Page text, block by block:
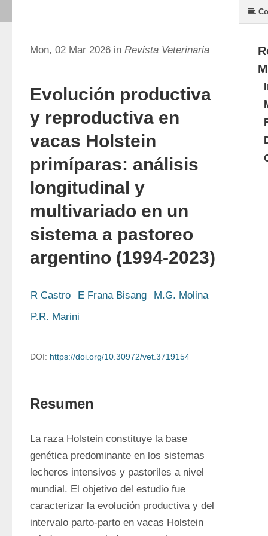
Mon, 02 Mar 2026 in Revista Veterinaria
Evolución productiva
y reproductiva en
vacas Holstein
primíparas: análisis
longitudinal y
multivariado en un
sistema a pastoreo
argentino (1994-2023)
R Castro E Frana Bisang
M.G. Molina
P.R. Marini
DOI: https://doi.org/10.30972/vet.3719154
Resumen
La raza Holstein constituye la base
genética predominante en los sistemas
lecheros intensivos y pastoriles a nivel
mundial. El objetivo del estudio fue
caracterizar la evolución productiva y del
intervalo parto-parto en vacas Holstein